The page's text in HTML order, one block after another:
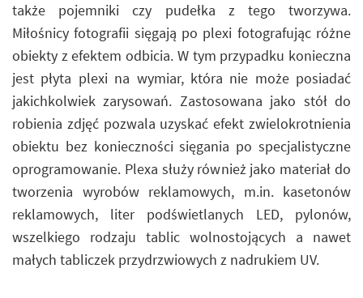
także pojemniki czy pudełka z tego tworzywa.
Miłośnicy fotografii sięgają po plexi fotografując różne
obiekty z efektem odbicia. W tym przypadku konieczna
jest płyta plexi na wymiar, która nie może posiadać
jakichkolwiek zarysowań. Zastosowana jako stół do
robienia zdjęć pozwala uzyskać efekt zwielokrotnienia
obiektu bez konieczności sięgania po specjalistyczne
oprogramowanie. Plexa służy również jako materiał do
tworzenia wyrobów reklamowych, m.in. kasetonów
reklamowych, liter podświetlanych LED, pylonów,
wszelkiego rodzaju tablic wolnostojących a nawet
małych tabliczek przydrzwiowych z nadrukiem UV.